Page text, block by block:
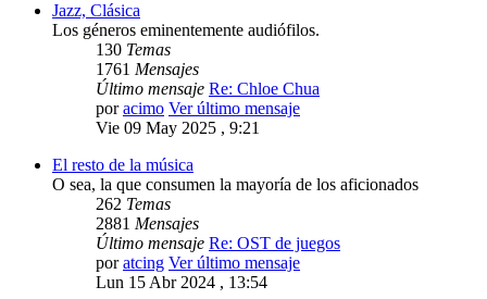
Jazz, Clásica
Los géneros eminentemente audiófilos.
130 Temas
1761 Mensajes
Último mensaje Re: Chloe Chua
poracimo Ver último mensaje
Vie 09 May 2025 , 9:21
El resto de la música
O sea, la que consumen la mayoría de los aficionados
262 Temas
2881 Mensajes
Último mensaje Re: OST de juegos
poratcing Ver último mensaje
Lun 15 Abr 2024 , 13:54